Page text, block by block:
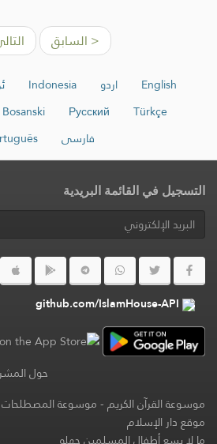
< السابق
English اردو Indonesia
Türkçe
Русский
Bosanski
فارسی
التسجيل في القائمة البريدية
github.com/IslamHouse-API
حول
موسوعة القرآن الكريم-موسوعة المصطلحات
موقع دار الإسلام